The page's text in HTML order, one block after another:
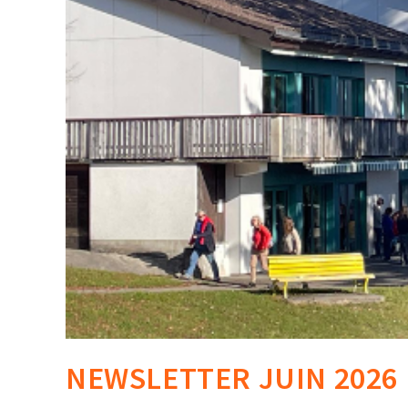
NEWSLETTER JUIN 2026